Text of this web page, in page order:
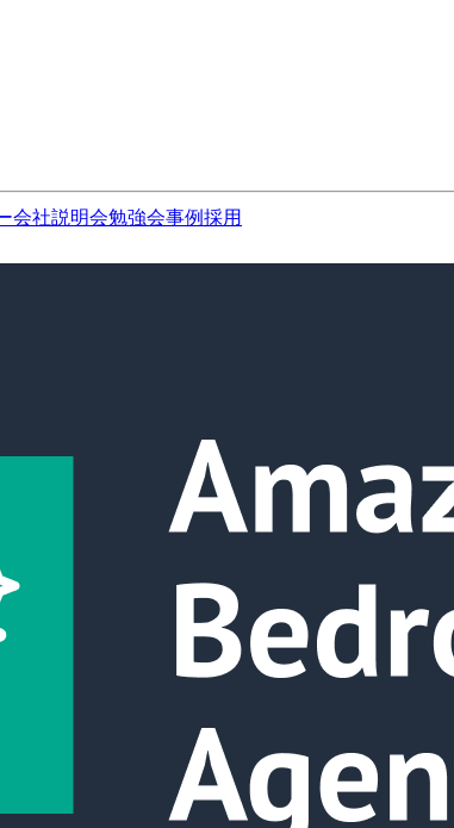
会社説明会勉強会事例採用